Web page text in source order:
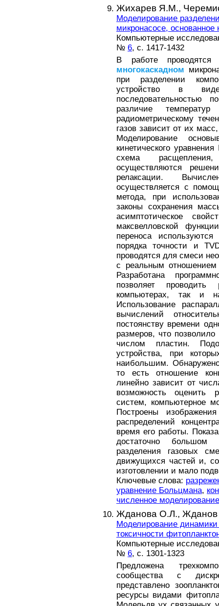
Жихарев Я.М.,
Моделирование
микронасосе,
Компьютерные
№ 6, с. 1417-1432
В работе
многокаскадном
при разделении
устройство в
последовательностью
различие
радиометрическому
газов зависит от их
Моделирование
кинетического
схема
осуществляются
релаксации.
осуществляется с
метода, при
законы сохранения
асимптотическое
максвелловской
переноса
порядка точности и
проводятся для смеси
с реальным
Разработана
позволяет
компьютерах, так и
Использование
вычислений
постоянству времени
размеров, что
числом пластин.
устройства, при
наибольшим.
то есть отношение
линейно зависит от
возможность оценить
систем, компьютерное
Построены
распределений
время его работы.
достаточно
разделения газовых
движущихся частей и,
изготовлении и мало
Ключевые слова:
уравнение Больцмана,
численное моделирование
Жданова О.Л.,
Моделирование динамики
токсичности
Компьютерные
№ 6, с. 1301-1323
Предложена
сообщества с
представлено
ресурсы видами